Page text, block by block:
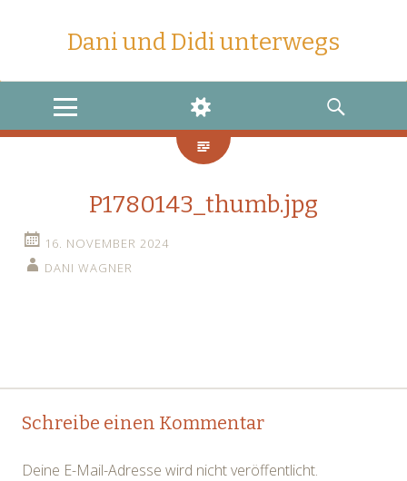
Dani und Didi unterwegs
MENU
WIDGETS
SEARCH
P1780143_thumb.jpg
16. NOVEMBER 2024
DANI WAGNER
Post
Schreibe einen Kommentar
Deine E-Mail-Adresse wird nicht veröffentlicht.